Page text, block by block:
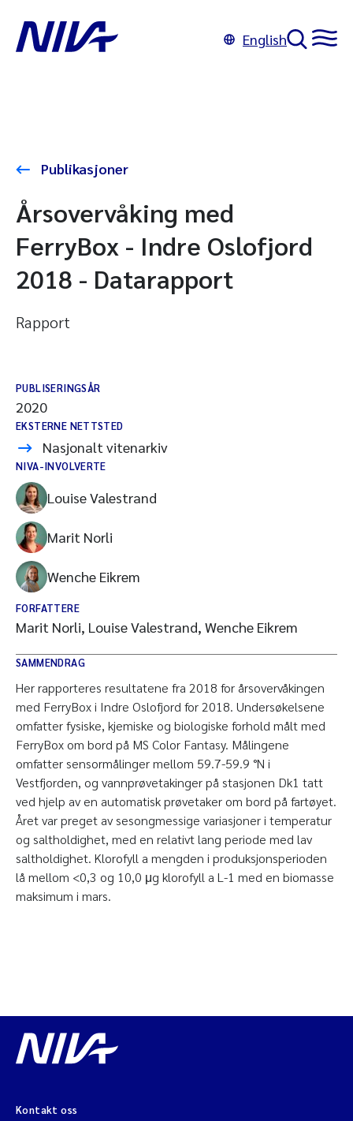
English
Publikasjoner
Årsovervåking med
FerryBox - Indre Oslofjord
2018 - Datarapport
Rapport
PUBLISERINGSÅR
2020
EKSTERNE NETTSTED
Nasjonalt vitenarkiv
NIVA-INVOLVERTE
Louise Valestrand
Marit Norli
Wenche Eikrem
FORFATTERE
Marit Norli, Louise Valestrand, Wenche Eikrem
SAMMENDRAG
Her rapporteres resultatene fra 2018 for årsovervåkingen
med FerryBox i Indre Oslofjord for 2018. Undersøkelsene
omfatter fysiske, kjemiske og biologiske forhold målt med
FerryBox om bord på MS Color Fantasy. Målingene
omfatter sensormålinger mellom 59.7-59.9 °N i
Vestfjorden, og vannprøvetakinger på stasjonen Dk1 tatt
ved hjelp av en automatisk prøvetaker om bord på fartøyet.
Året var preget av sesongmessige variasjoner i temperatur
og saltholdighet, med en relativt lang periode med lav
saltholdighet. Klorofyll a mengden i produksjonsperioden
lå mellom <0,3 og 10,0 μg klorofyll a L-1 med en biomasse
maksimum i mars.
Kontakt oss